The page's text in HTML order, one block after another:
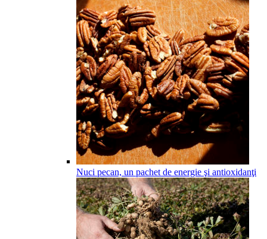
Nuci pecan, un pachet de energie şi antioxidanţi